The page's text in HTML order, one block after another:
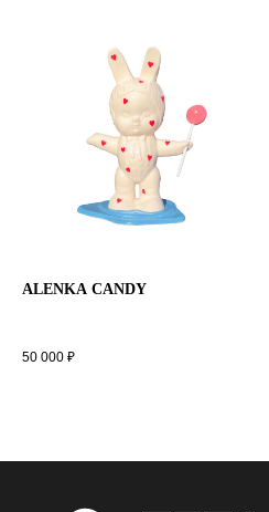
ALENKA CANDY
50 000 ₽